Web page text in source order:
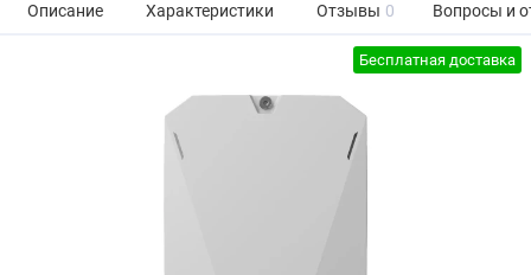
Описание Характеристики Отзывы 0 Вопросы и
Бесплатная доставка